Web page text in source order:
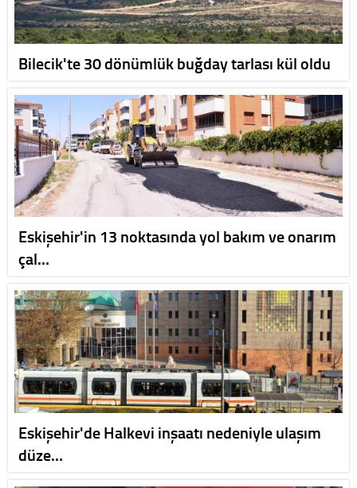
Bilecik'te 30 dönümlük buğday tarlası kül oldu
Eskişehir'in 13 noktasında yol bakım ve onarım
çal…
Eskişehir'de Halkevi inşaatı nedeniyle ulaşım
düze…